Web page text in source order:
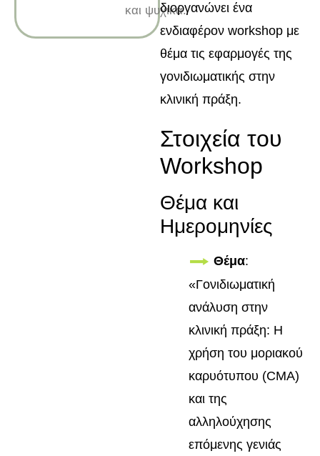
και ψυχικά.διοργανώνει ένα
ενδιαφέρον workshop με
θέμα τις εφαρμογές της
γονιδιωματικής στην
κλινική πράξη.
Στοιχεία του
Workshop
Θέμα και
Ημερομηνίες
Θέμα:
«Γονιδιωματική
ανάλυση στην
κλινική πράξη: Η
χρήση του μοριακού
καρυότυπου (CMA)
και της
αλληλούχησης
επόμενης γενιάς